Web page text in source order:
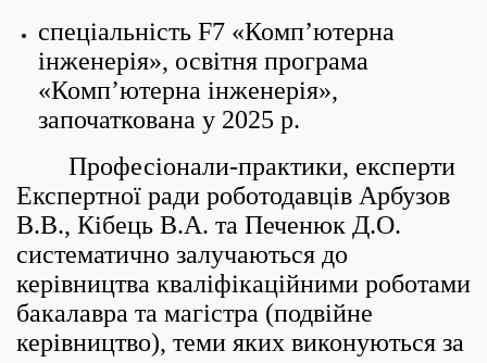
спеціальність F7 «Комп’ютерна
інженерія», освітня програма
«Комп’ютерна інженерія»,
започаткована у 2025 р.
Професіонали-практики, експерти
Експертної ради роботодавців Арбузов
В.В., Кібець В.А. та Печенюк Д.О.
систематично залучаються до
керівництва кваліфікаційними роботами
бакалавра та магістра (подвійне
керівництво), теми яких виконуються за